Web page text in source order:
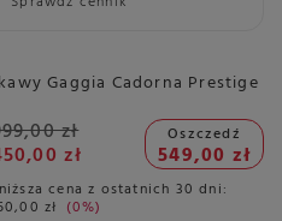
Gaggia Cadorna Prestige
zł
zł
Oszczedź
549,00 zł
cena z ostatnich 30 dni:
zł 0%